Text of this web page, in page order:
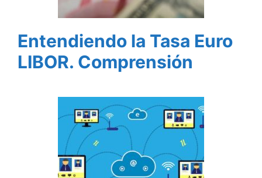
Entendiendo la Tasa Euro
LIBOR. Comprensión